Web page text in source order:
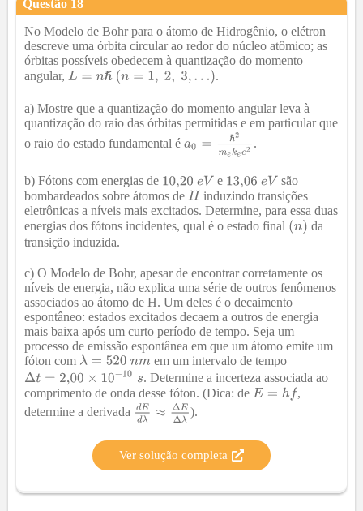
Questão 18
No Modelo de Bohr para o átomo de Hidrogênio, o elétron
descreve uma órbita circular ao redor do núcleo atômico; as
órbitas possíveis obedecem à quantização do momento
angular,
.
a) Mostre que a quantização do momento angular leva à
quantização do raio das órbitas permitidas e em particular que
o raio do estado fundamental é
.
b) Fótons com energias de e
são
bombardeados sobre átomos de
induzindo transições
eletrônicas a níveis mais excitados. Determine, para essa duas
energias dos fótons incidentes, qual é o estado final
da
transição induzida.
c) O Modelo de Bohr, apesar de encontrar corretamente os
níveis de energia, não explica uma série de outros fenômenos
associados ao átomo de H. Um deles é o decaimento
espontâneo: estados excitados decaem a outros de energia
mais baixa após um curto período de tempo. Seja um
processo de emissão espontânea em que um átomo emite um
fóton com
em um intervalo de tempo
. Determine a incerteza associada ao
comprimento de onda desse fóton. (Dica: de
,
determine a derivada
).
Ver solução completa